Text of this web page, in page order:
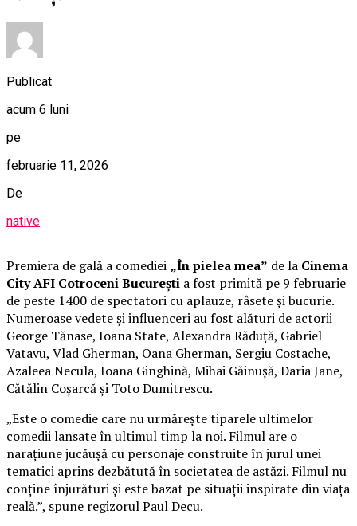
Publicat
acum 6 luni
pe
februarie 11, 2026
De
native
Premiera de gală a comediei „În pielea mea” de la Cinema
City AFI Cotroceni București a fost primită pe 9 februarie
de peste 1400 de spectatori cu aplauze, râsete și bucurie.
Numeroase vedete și influenceri au fost alături de actorii
George Tănase, Ioana State, Alexandra Răduță, Gabriel
Vatavu, Vlad Gherman, Oana Gherman, Sergiu Costache,
Azaleea Necula, Ioana Ginghină, Mihai Găinușă, Daria Jane,
Cătălin Coșarcă și Toto Dumitrescu.
„Este o comedie care nu urmărește tiparele ultimelor
comedii lansate în ultimul timp la noi. Filmul are o
narațiune jucăușă cu personaje construite în jurul unei
tematici aprins dezbătută în societatea de astăzi. Filmul nu
conține înjurături și este bazat pe situații inspirate din viața
reală.”, spune regizorul Paul Decu.